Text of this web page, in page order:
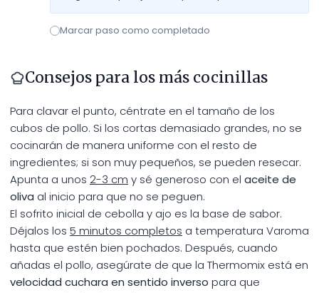
Marcar paso como completado
Consejos para los más cocinillas
Para clavar el punto, céntrate en el tamaño de los
cubos de pollo. Si los cortas demasiado grandes, no se
cocinarán de manera uniforme con el resto de
ingredientes; si son muy pequeños, se pueden resecar.
Apunta a unos 2-3 cm y sé generoso con el aceite de
oliva al inicio para que no se peguen.
El sofrito inicial de cebolla y ajo es la base de sabor.
Déjalos los 5 minutos completos a temperatura Varoma
hasta que estén bien pochados. Después, cuando
añadas el pollo, asegúrate de que la Thermomix está en
velocidad cuchara en sentido inverso para que